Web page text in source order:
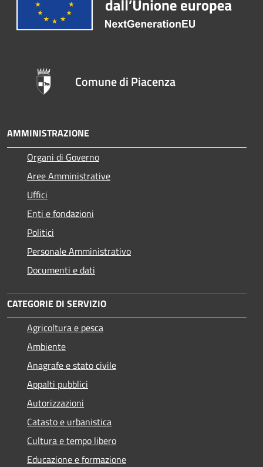
Comune di Piacenza
AMMINISTRAZIONE
Organi di Governo
Aree Amministrative
Uffici
Enti e fondazioni
Politici
Personale Amministrativo
Documenti e dati
CATEGORIE DI SERVIZIO
Agricoltura e pesca
Ambiente
Anagrafe e stato civile
Appalti pubblici
Autorizzazioni
Catasto e urbanistica
Cultura e tempo libero
Educazione e formazione